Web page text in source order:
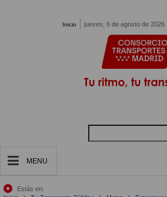
Inicio jueves, 6 de agosto de 2026
MENU
Estás en: